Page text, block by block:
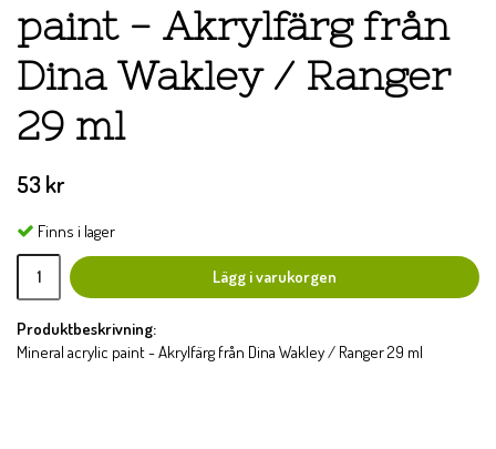
paint - Akrylfärg från
Dina Wakley / Ranger
29 ml
53 kr
Finns i lager
Lägg i varukorgen
Produktbeskrivning:
Mineral acrylic paint - Akrylfärg från Dina Wakley / Ranger 29 ml